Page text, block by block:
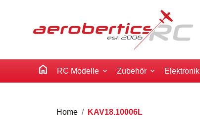
home RC Modelle Zubehör Elektronik
Home KAV18.10006L